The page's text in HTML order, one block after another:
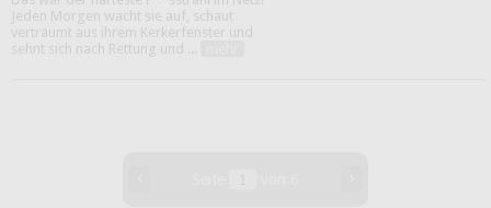
Jeden Morgen wacht sie auf, schaut
verträumt aus ihrem Kerkerfenster und
sehnt sich nach Rettung und ...